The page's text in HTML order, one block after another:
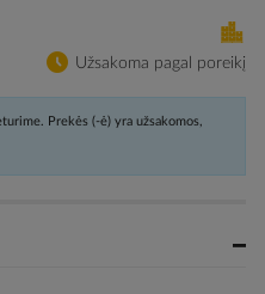
Užsakoma pagal poreikį
Prekės (-ė) yra užsakomos,